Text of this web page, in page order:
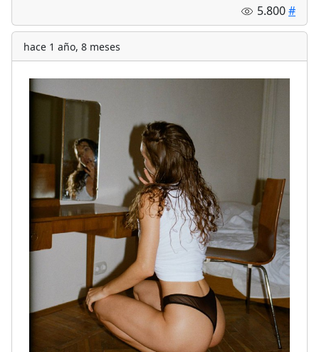
5.800#
hace 1 año, 8 meses